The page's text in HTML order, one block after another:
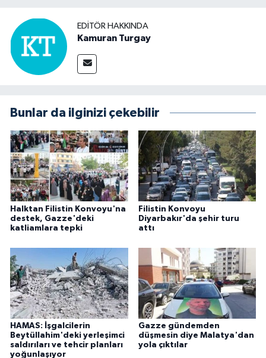
EDITÖR HAKKINDA
Kamuran Turgay
Bunlar da ilginizi çekebilir
Halktan Filistin Konvoyu'na
destek, Gazze'deki
katliamlara tepki
Filistin Konvoyu
Diyarbakır'da şehir turu
attı
HAMAS: İşgalcilerin
Beytüllahim'deki yerleşimci
saldırıları ve tehcir planları
yoğunlaşıyor
Gazze gündemden
düşmesin diye Malatya'dan
yola çıktılar